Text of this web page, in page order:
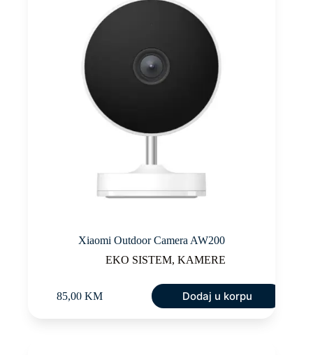
Xiaomi Outdoor Camera AW200
EKO SISTEM,KAMERE
85,00 KM Dodaj u korpu